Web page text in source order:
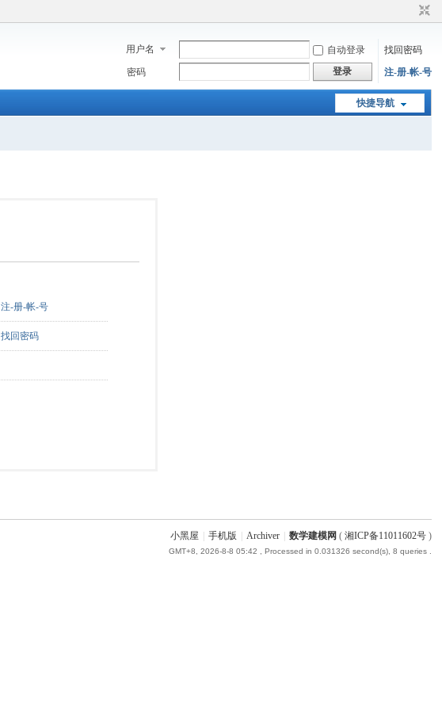
用户名 自动登录
找回密码
密码
登录 注-册-帐-号
快捷导航
注-册-帐-号
找回密码
小黑屋 手机版 Archiver 数学建模网 ( 湘ICP备11011602号)
GMT+8, 2026-8-8 05:42 , Processed in 0.031326 second(s), 8 queries .